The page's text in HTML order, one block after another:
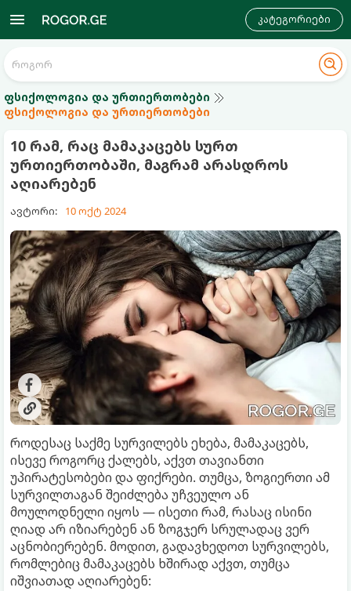
კატეგორიები
ფსიქოლოგია და ურთიერთობები
ფსიქოლოგია და ურთიერთობები
10 რამ, რაც მამაკაცებს სურთ
ურთიერთობაში, მაგრამ არასდროს
აღიარებენ
ავტორი: 10 ოქტ 2024
როდესაც საქმე სურვილებს ეხება, მამაკაცებს,
ისევე როგორც ქალებს, აქვთ თავიანთი
უპირატესობები და ფიქრები. თუმცა, ზოგიერთი ამ
სურვილთაგან შეიძლება უჩვეულო ან
მოულოდნელი იყოს — ისეთი რამ, რასაც ისინი
ღიად არ იზიარებენ ან ზოგჯერ სრულადაც ვერ
აცნობიერებენ. მოდით, გადავხედოთ სურვილებს,
რომლებიც მამაკაცებს ხშირად აქვთ, თუმცა
იშვიათად აღიარებენ: